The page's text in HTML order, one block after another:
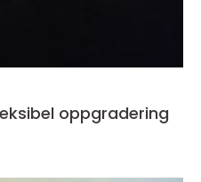
oppgradering